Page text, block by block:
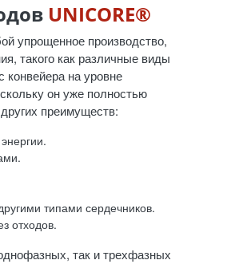
UNICORE®
упрощенное производство,
такого как различные виды
конвейера на уровне
он уже полностью
преимуществ:
типами сердечников.
отходов.
так и трехфазных